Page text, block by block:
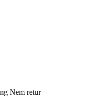
Nem retur